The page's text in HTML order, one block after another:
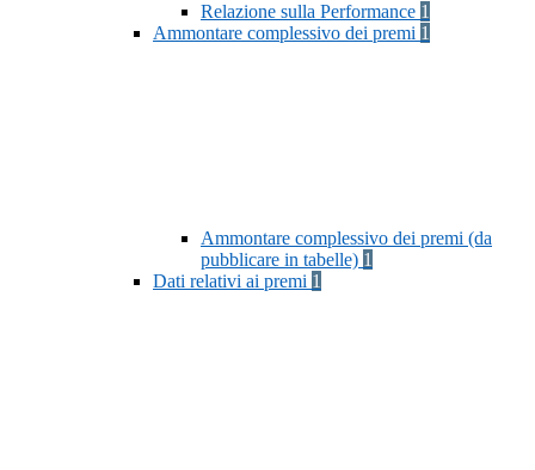
Relazione sulla Performance 1
Ammontare complessivo dei premi 1
Ammontare complessivo dei premi (da
pubblicare in tabelle) 1
Dati relativi ai premi 1